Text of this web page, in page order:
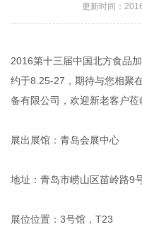
更新时间：
2016第十三届中国北方食品
约于8.25-27，期待与您相聚
备有限公司，欢迎新老客户莅
展出展馆：青岛会展中心
地址：青岛市崂山区苗岭路9
展位位置：3号馆，T23